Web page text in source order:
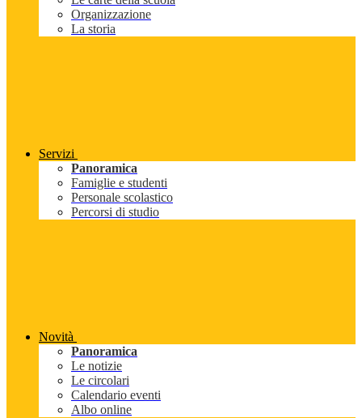
Organizzazione
La storia
Servizi
Panoramica
Famiglie e studenti
Personale scolastico
Percorsi di studio
Novità
Panoramica
Le notizie
Le circolari
Calendario eventi
Albo online